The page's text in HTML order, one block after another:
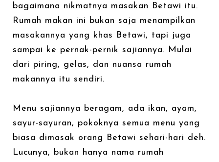
bagaimana nikmatnya masakan Betawi itu.
Rumah makan ini bukan saja menampilkan
masakannya yang khas Betawi, tapi juga
sampai ke pernak-pernik sajiannya. Mulai
dari piring, gelas, dan nuansa rumah
makannya itu sendiri.
Menu sajiannya beragam, ada ikan, ayam,
sayur-sayuran, pokoknya semua menu yang
biasa dimasak orang Betawi sehari-hari deh.
Lucunya, bukan hanya nama rumah